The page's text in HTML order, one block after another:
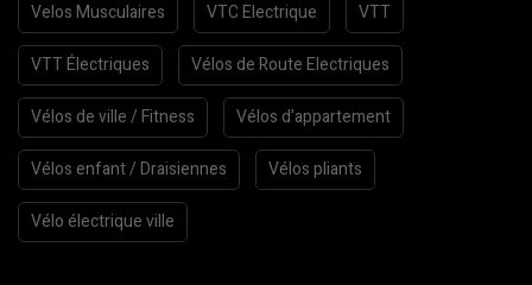
Velos Musculaires VTC Electrique VTT
VTT Électriques Vélos de Route Electriques
Vélos de ville / Fitness Vélos d’appartement
Vélos enfant / Draisiennes Vélos pliants
Vélo électrique ville